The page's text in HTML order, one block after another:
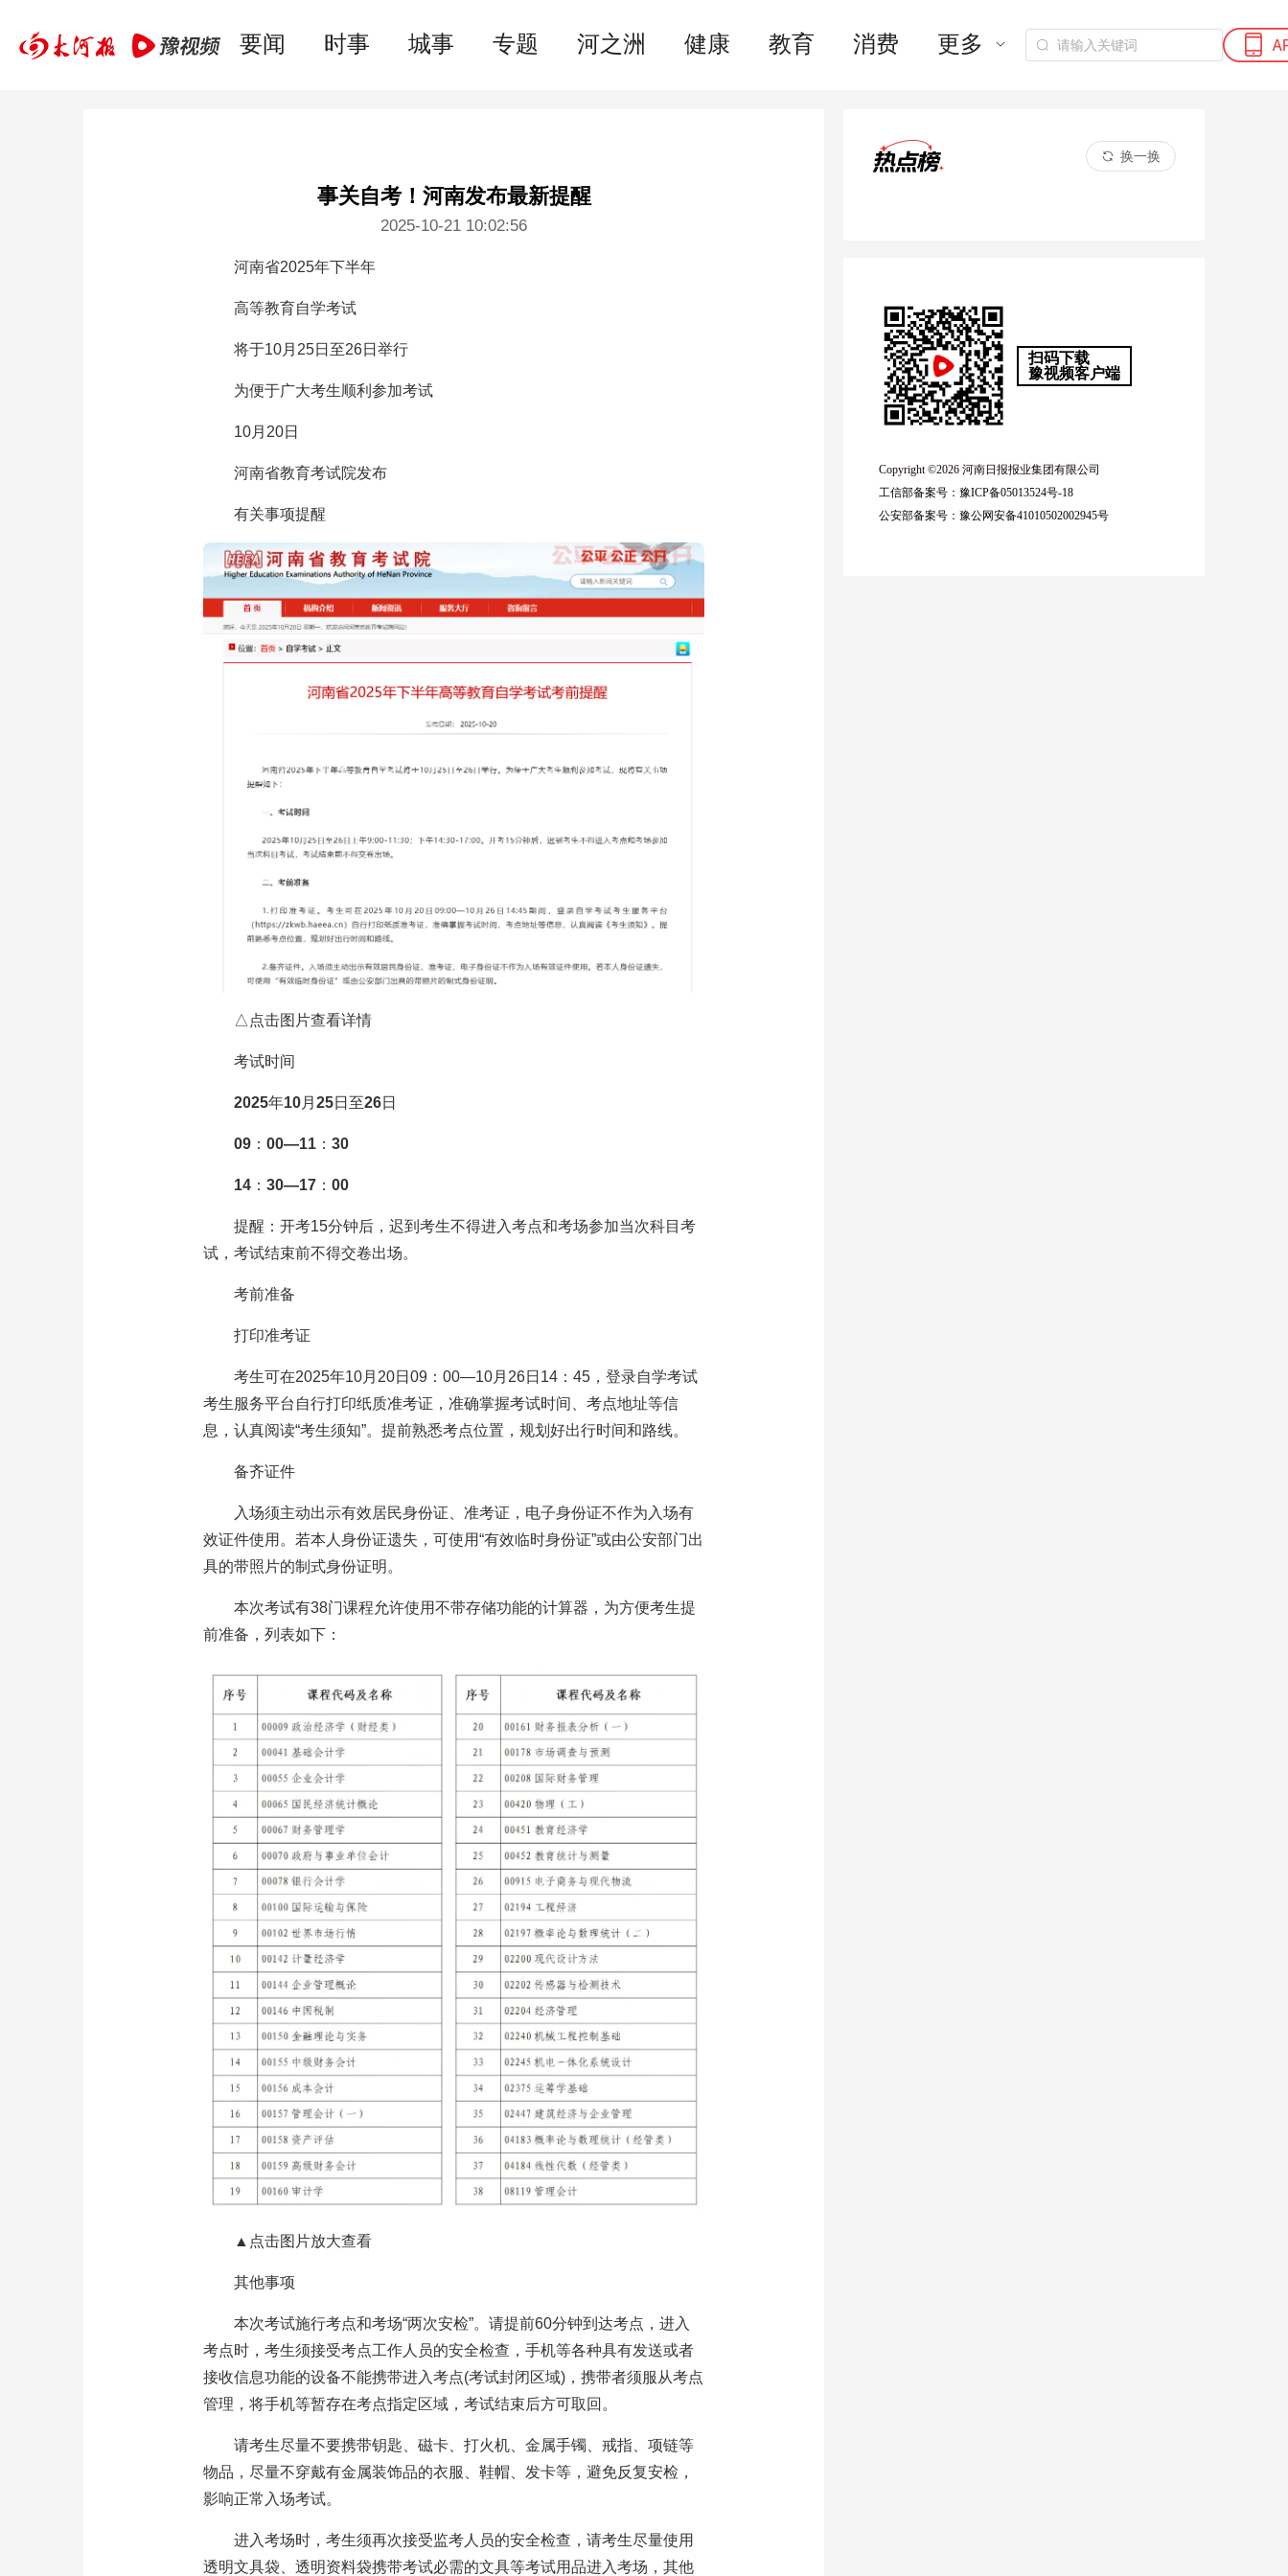
要闻 时事 城事 专题 河之洲 健康 教育 消费 更多
科创 传播研究 老有意思啦 中原
事关自考！河南发布最新提醒
2025-10-21 10:02:56
河南省2025年下半年
高等教育自学考试
将于10月25日至26日举行
为便于广大考生顺利参加考试
10月20日
河南省教育考试院发布
有关事项提醒
△点击图片查看详情
考试时间
2025年10月25日至26日
09：00—11：30
14：30—17：00
提醒：开考15分钟后，迟到考生不得进入考点和考场参加当次科目考
试，考试结束前不得交卷出场。
考前准备
打印准考证
考生可在2025年10月20日09：00—10月26日14：45，登录自学考试
考生服务平台自行打印纸质准考证，准确掌握考试时间、考点地址等信
息，认真阅读“考生须知”。提前熟悉考点位置，规划好出行时间和路线。
备齐证件
入场须主动出示有效居民身份证、准考证，电子身份证不作为入场有
效证件使用。若本人身份证遗失，可使用“有效临时身份证”或由公安部门出
具的带照片的制式身份证明。
本次考试有38门课程允许使用不带存储功能的计算器，为方便考生提
前准备，列表如下：
▲点击图片放大查看
其他事项
本次考试施行考点和考场“两次安检”。请提前60分钟到达考点，进入
考点时，考生须接受考点工作人员的安全检查，手机等各种具有发送或者
接收信息功能的设备不能携带进入考点(考试封闭区域)，携带者须服从考点
管理，将手机等暂存在考点指定区域，考试结束后方可取回。
请考生尽量不要携带钥匙、磁卡、打火机、金属手镯、戒指、项链等
物品，尽量不穿戴有金属装饰品的衣服、鞋帽、发卡等，避免反复安检，
影响正常入场考试。
进入考场时，考生须再次接受监考人员的安全检查，请考生尽量使用
透明文具袋、透明资料袋携带考试必需的文具等考试用品进入考场，其他
换一换
扫码下载
豫视频客户端
Copyright ©2026 河南日报报业集团有限公司
工信部备案号：豫ICP备05013524号-18
公安部备案号：豫公网安备41010502002945号